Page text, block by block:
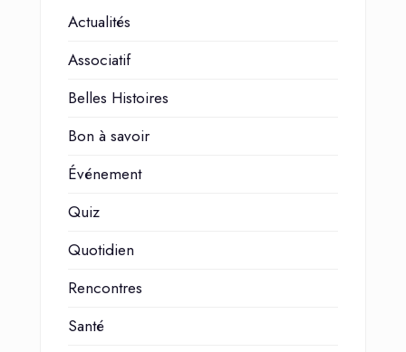
Actualités
Associatif
Belles Histoires
Bon à savoir
Événement
Quiz
Quotidien
Rencontres
Santé